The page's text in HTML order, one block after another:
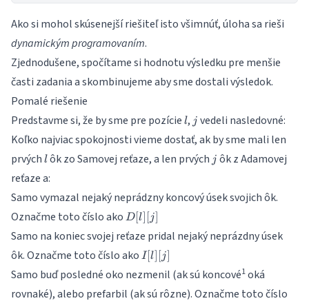
Ako si mohol skúsenejší riešiteľ isto všimnúť, úloha sa rieši
dynamickým programovaním.
Zjednodušene, spočítame si hodnotu výsledku pre menšie
časti zadania a skombinujeme aby sme dostali výsledok.
Pomalé riešenie
Predstavme si, že by sme pre pozície l
l, jj vedeli nasledovné:
Koľko najviac spokojnosti vieme dostať, ak by sme mali len
prvých l
l ôk zo Samovej reťaze, a len prvých jj ôk z Adamovej
reťaze a:
Samo vymazal nejaký neprádzny koncový úsek svojich ôk.
Označme toto číslo ako D[l]
[j]
D [l j
Samo na koniec svojej reťaze pridal nejaký neprázdny úsek
ôk. Označme toto číslo ako I[l]
[j]
I[l j
Samo buď posledné oko nezmenil (ak sú koncové1oká
rovnaké), alebo prefarbil (ak sú rôzne). Označme toto číslo